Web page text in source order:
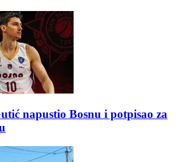
napustio Bosnu i potpisao za